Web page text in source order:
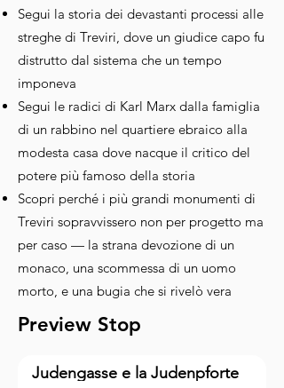
Segui la storia dei devastanti processi alle
streghe di Treviri, dove un giudice capo fu
distrutto dal sistema che un tempo
imponeva
Segui le radici di Karl Marx dalla famiglia
di un rabbino nel quartiere ebraico alla
modesta casa dove nacque il critico del
potere più famoso della storia
Scopri perché i più grandi monumenti di
Treviri sopravvissero non per progetto ma
per caso — la strana devozione di un
monaco, una scommessa di un uomo
morto, e una bugia che si rivelò vera
Preview Stop
Judengasse e la Judenpforte